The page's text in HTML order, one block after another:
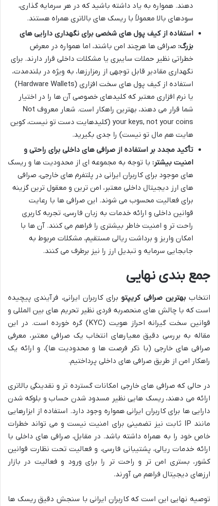
دهند. همواره به یاد داشته باشید که در هر سرمایه گذاری،
سودهای بالا معمولاً با ریسک های بالاتری همراه هستند.
استفاده از کیف پول های شخصی برای نگهداری دارایی های
بزرگ: صرافی ها هرچند امن باشند، اما همواره در معرض
خطراتی نظیر حملات سایبری یا مشکلات داخلی قرار دارند. برای
نگهداری مقادیر قابل توجهی از رمزارزها، به ویژه در بلندمدت،
استفاده از کیف پول های سخت افزاری (Hardware Wallets)
یا نرم افزاری معتبر که کلیدهای خصوصی آن ها را در اختیار
شما قرار می دهند، بهترین راهکار است. شعار معروف Not
your keys, not your coins (کلیدهایت دست تو نیست، کوین
هایت هم مال تو نیست) را جدی بگیرید.
تأکید مجدد بر استفاده از صرافی های داخلی برای راحتی و
امنیت بیشتر: با توجه به مجموعه ای از محدودیت ها و ریسک
های موجود برای کاربران ایرانی در پلتفرم های خارجی، صرافی
های ارز دیجیتال داخلی معتبر، امن ترین و معقول ترین گزینه
برای فعالیت محسوب می شوند. این صرافی ها با رعایت
قوانین داخلی و ارائه خدمات به زبان فارسی، تجربه کاربری
راحت تر و امنیت خاطر بیشتری را فراهم می کنند. آن ها با
امکان واریز و برداشت ریالی مستقیم، مشکلات مربوط به
جابجایی سرمایه و تبدیل ارز را نیز برطرف می کنند.
جمع بندی نهایی
انتخاببهترین صرافی کریپتوبرای کاربران ایرانی، فرآیندی پیچیده
است که با چالش های منحصربه فردی نظیر تحریم های بین المللی و
قوانین سخت گیرانه احراز هویت (KYC) گره خورده است. در این
مقاله به بررسی دقیق معیارهای انتخاب یک صرافی معتبر، معرفی
صرافی های خارجی (با ذکر فرصت ها و محدودیت ها)، و ارائه یک
راهکار امن از طریق صرافی های داخلی پرداختیم.
در حالی که صرافی های خارجی امکانات گسترده تر و نقدینگی بالاتری
ارائه می دهند، ریسک هایی نظیر مسدود شدن حساب و بلوکه شدن
دارایی ها برای کاربران ایرانی همواره وجود دارد. استفاده از ابزارهایی
مانند IP ثابت نیز تضمینی برای امنیت نیست و می تواند خطرات
خاص خود را به همراه داشته باشد. در مقابل، صرافی های داخلی با
ارائه خدمات ریالی، پشتیبانی فارسی، و فعالیت تحت نظارت قوانین
کشور، بستری امن تر و راحت تر را برای ورود و فعالیت در بازار
ارزهای دیجیتال فراهم می آورند.
توصیه نهایی این است که کاربران ایرانی با سنجش دقیق ریسک ها